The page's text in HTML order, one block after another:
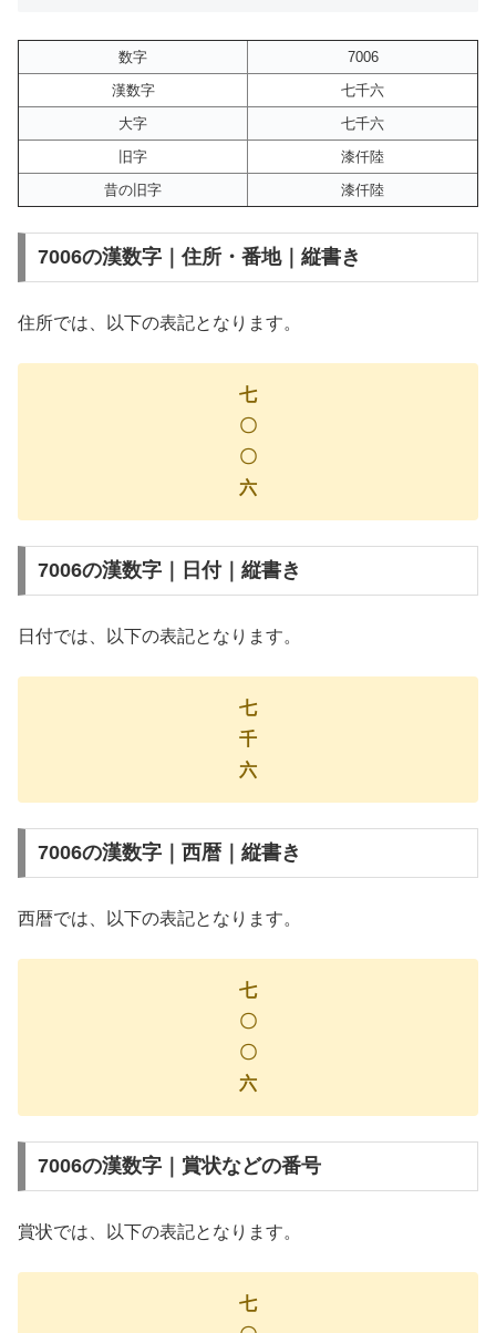
数字
7006
漢数字
七千六
大字
七千六
旧字
漆仟陸
昔の旧字
漆仟陸
7006の漢数字｜住所・番地｜縦書き
住所では、以下の表記となります。
七
〇
〇
六
7006の漢数字｜日付｜縦書き
日付では、以下の表記となります。
七
千
六
7006の漢数字｜西暦｜縦書き
西暦では、以下の表記となります。
七
〇
〇
六
7006の漢数字｜賞状などの番号
賞状では、以下の表記となります。
七